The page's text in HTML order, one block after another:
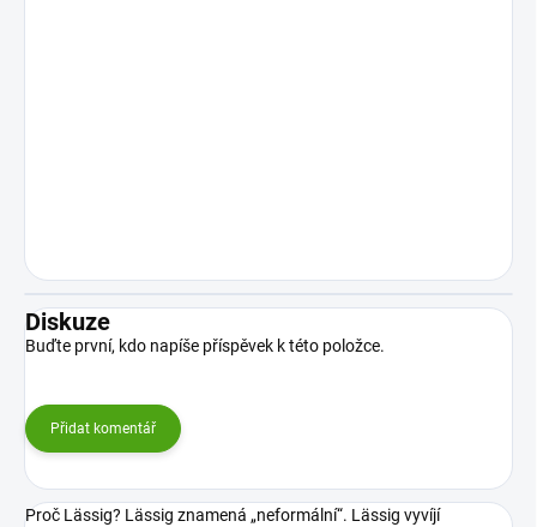
Diskuze
Buďte první, kdo napíše příspěvek k této položce.
Přidat komentář
Proč Lässig? Lässig znamená „neformální“. Lässig vyvíjí